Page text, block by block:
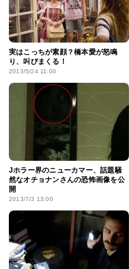
実はこっちが素顔？橋本愛が怒鳴
り、叫びまくる！
2013/5/24 11:00
Jホラー界のニューカマー、話題騒
然なオチョナンさんの恐怖画像を公
開
2013/7/3 13:00